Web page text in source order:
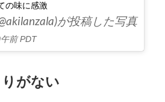
の味に感激
が投稿した写真
前 PDT
がない